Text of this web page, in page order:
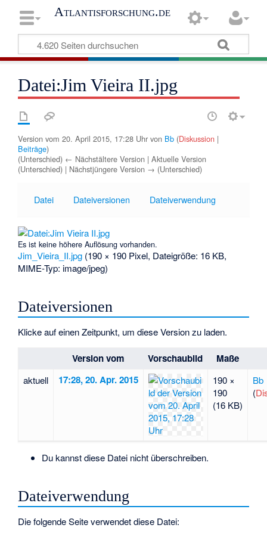
Atlantisforschung.de
Datei:Jim Vieira II.jpg
Version vom 20. April 2015, 17:28 Uhr von Bb (Diskussion |
Beiträge)
(Unterschied) ← Nächstältere Version | Aktuelle Version
(Unterschied) | Nächstjüngere Version → (Unterschied)
Datei Dateiversionen Dateiverwendung
Es ist keine höhere Auflösung vorhanden.
Jim_Vieira_II.jpg (190 × 190 Pixel, Dateigröße: 16 KB,
MIME-Typ: image/jpeg)
Dateiversionen
Klicke auf einen Zeitpunkt, um diese Version zu laden.
Version vom Vorschaubild Maße
aktuell 17:28, 20. Apr. 2015
190 ×
190
(16 KB)
Bb
(
Du kannst diese Datei nicht überschreiben.
Dateiverwendung
Die folgende Seite verwendet diese Datei: